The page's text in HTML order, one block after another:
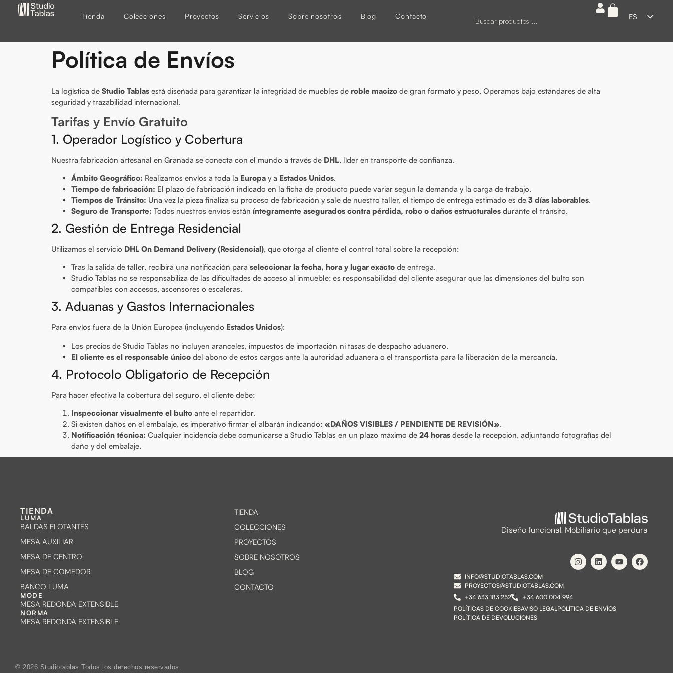
Tienda Colecciones Proyectos Servicios Sobre nosotros Blog Contacto
ES
Política de Envíos
La logística de Studio Tablas está diseñada para garantizar la integridad de muebles de roble macizo de gran formato y peso. Operamos bajo estándares de alta
seguridad y trazabilidad internacional.
Tarifas y Envío Gratuito
1. Operador Logístico y Cobertura
Nuestra fabricación artesanal en Granada se conecta con el mundo a través de DHL, líder en transporte de confianza.
Ámbito Geográfico: Realizamos envíos a toda la Europa y a Estados Unidos.
Tiempo de fabricación: El plazo de fabricación indicado en la ficha de producto puede variar segun la demanda y la carga de trabajo.
Tiempos de Tránsito: Una vez la pieza finaliza su proceso de fabricación y sale de nuestro taller, el tiempo de entrega estimado es de 3 días laborables.
Seguro de Transporte: Todos nuestros envíos están íntegramente asegurados contra pérdida, robo o daños estructurales durante el tránsito.
2. Gestión de Entrega Residencial
Utilizamos el servicio DHL On Demand Delivery (Residencial), que otorga al cliente el control total sobre la recepción:
Tras la salida de taller, recibirá una notificación para seleccionar la fecha, hora y lugar exacto de entrega.
Studio Tablas no se responsabiliza de las dificultades de acceso al inmueble; es responsabilidad del cliente asegurar que las dimensiones del bulto son
compatibles con accesos, ascensores o escaleras.
3. Aduanas y Gastos Internacionales
Para envíos fuera de la Unión Europea (incluyendo Estados Unidos):
Los precios de Studio Tablas no incluyen aranceles, impuestos de importación ni tasas de despacho aduanero.
El cliente es el responsable único del abono de estos cargos ante la autoridad aduanera o el transportista para la liberación de la mercancía.
4. Protocolo Obligatorio de Recepción
Para hacer efectiva la cobertura del seguro, el cliente debe:
Inspeccionar visualmente el bulto ante el repartidor.
Si existen daños en el embalaje, es imperativo firmar el albarán indicando: «DAÑOS VISIBLES / PENDIENTE DE REVISIÓN».
Notificación técnica: Cualquier incidencia debe comunicarse a Studio Tablas en un plazo máximo de 24 horas desde la recepción, adjuntando fotografías del
daño y del embalaje.
TIENDA
LUMA
BALDAS FLOTANTES
MESA AUXILIAR
MESA DE CENTRO
MESA DE COMEDOR
BANCO LUMA
MODE
MESA REDONDA EXTENSIBLE
NORMA
MESA REDONDA EXTENSIBLE
TIENDA
COLECCIONES
PROYECTOS
SOBRE NOSOTROS
BLOG
CONTACTO
Diseño funcional. Mobiliario que perdura
INFO@STUDIOTABLAS.COM
PROYECTOS@STUDIOTABLAS.COM
+34 633 183 252
+34 600 004 994
POLÍTICAS DE COOKIESAVISO LEGAL POLÍTICA DE ENVÍOS
POLÍTICA DE DEVOLUCIONES
© 2026 Studiotablas Todos los derechos reservados.